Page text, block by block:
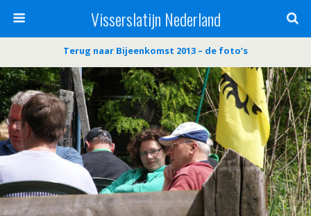
Visserslatijn Nederland
Terug naar Bijeenkomst 2013 – de foto’s